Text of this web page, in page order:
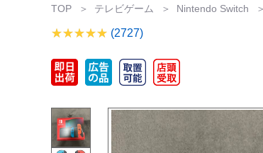
TOP テレビゲーム Nintendo Switch
(2727)